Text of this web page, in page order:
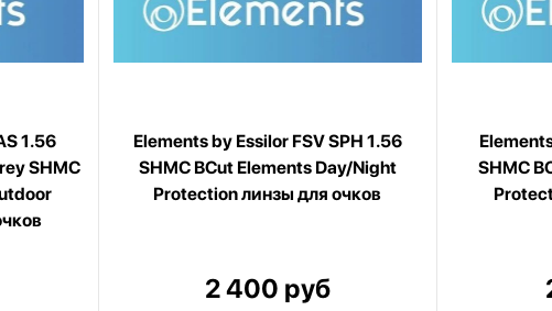
1.56
SHMC
Elements by Essilor FSV SPH 1.56
SHMC BCut Elements Day/Night
Protection линзы для очков
2 400 руб
SHMC